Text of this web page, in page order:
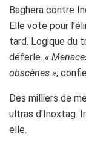
Baghera contre
Elle vote pour
tard. Logique du
déferle. «
obscènes »,
Des milliers de
ultras d’Inoxtag.
elle.